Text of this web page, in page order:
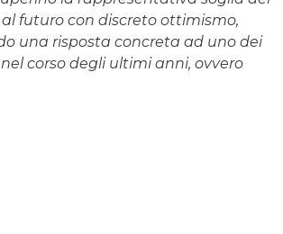
futuro con discreto ottimismo,
una risposta concreta ad uno dei
corso degli ultimi anni, ovvero